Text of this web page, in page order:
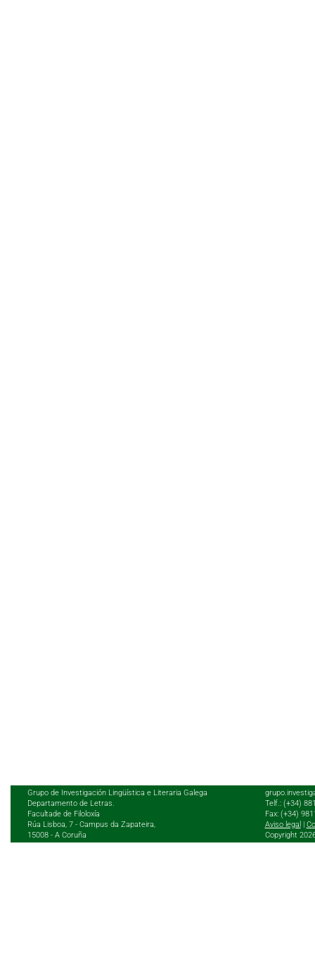
Grupo de Investigación Lingüística e Literaria Galega
Departamento de Letras.
Facultade de Filoloxía
Rúa Lisboa, 7 - Campus da Zapateira,
15008 - A Coruña
Telf.: (+34)
Fax: (+34)
Aviso legal
Copyright